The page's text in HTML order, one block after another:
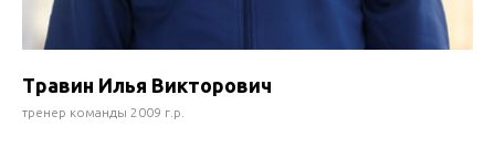
Травин Илья Викторович
тренер команды 2009 г.р.